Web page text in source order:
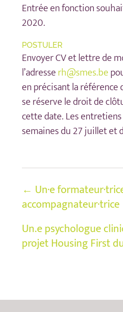
Entrée en fonction
2020.
POSTULER
Envoyer CV et lettre de
l’adresserh@smes.be
en précisant la référence
se réserve le droit de
cette date. Les
semaines du 27 juillet et
← Un·e
accompagnateur·trice
Un.e psychologue
projet Housing First